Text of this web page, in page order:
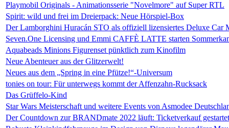
Playmobil Originals - Animationsserie "Novelmore" auf Super RTL
Spirit: wild und frei im Dreierpack: Neue Hörspiel-Box
Der Lamborghini Huracán STO als offiziell lizensiertes Deluxe Car
Seven.One Licensing und Emmi CAFFÈ LATTE starten
Aquabeads Minions Figurenset pünktlich zum Kinofilm
Neue Abenteuer aus der Glitzerwelt!
Neues aus dem „Spring in eine Pfütze!“-Universum
tonies on tour: Für unterwegs kommt der Affenzahn-Rucksack
Das Grüffelo-Kind
Star Wars Meisterschaft und weitere Events von Asmodee
Der Countdown zur BRANDmate 2022 läuft: Ticketverkauf